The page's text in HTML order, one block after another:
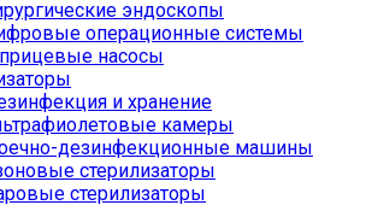
эндоскопы
операционные системы
насосы
и хранение
камеры
дезинфекционные машины
стерилизаторы
стерилизаторы